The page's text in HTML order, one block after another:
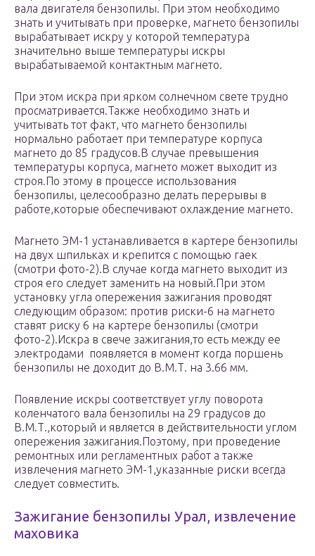
вала двигателя бензопилы. При этом необходимо
знать и учитывать при проверке, магнето бензопилы
вырабатывает искру у которой температура
значительно выше температуры искры
вырабатываемой контактным магнето.
При этом искра при ярком солнечном свете трудно
просматривается.Также необходимо знать и
учитывать тот факт, что магнето бензопилы
нормально работает при температуре корпуса
магнето до 85 градусов.В случае превышения
температуры корпуса, магнето может выходит из
строя.По этому в процессе использования
бензопилы, целесообразно делать перерывы в
работе,которые обеспечивают охлаждение магнето.
Магнето ЭМ-1 устанавливается в картере бензопилы
на двух шпильках и крепится с помощью гаек
(смотри фото-2).В случае когда магнето выходит из
строя его следует заменить на новый.При этом
установку угла опережения зажигания проводят
следующим образом: против риски-6 на магнето
ставят риску 6 на картере бензопилы (смотри
фото-2).Искра в свече зажигания,то есть между ее
электродами появляется в момент когда поршень
бензопилы не доходит до В.М.Т. на 3.66 мм.
Появление искры соответствует углу поворота
коленчатого вала бензопилы на 29 градусов до
В.М.Т.,который и является в действительности углом
опережения зажигания.Поэтому, при проведение
ремонтных или регламентных работ а также
извлечения магнето ЭМ-1,указанные риски всегда
следует совместить.
Зажигание бензопилы Урал, извлечение
маховика